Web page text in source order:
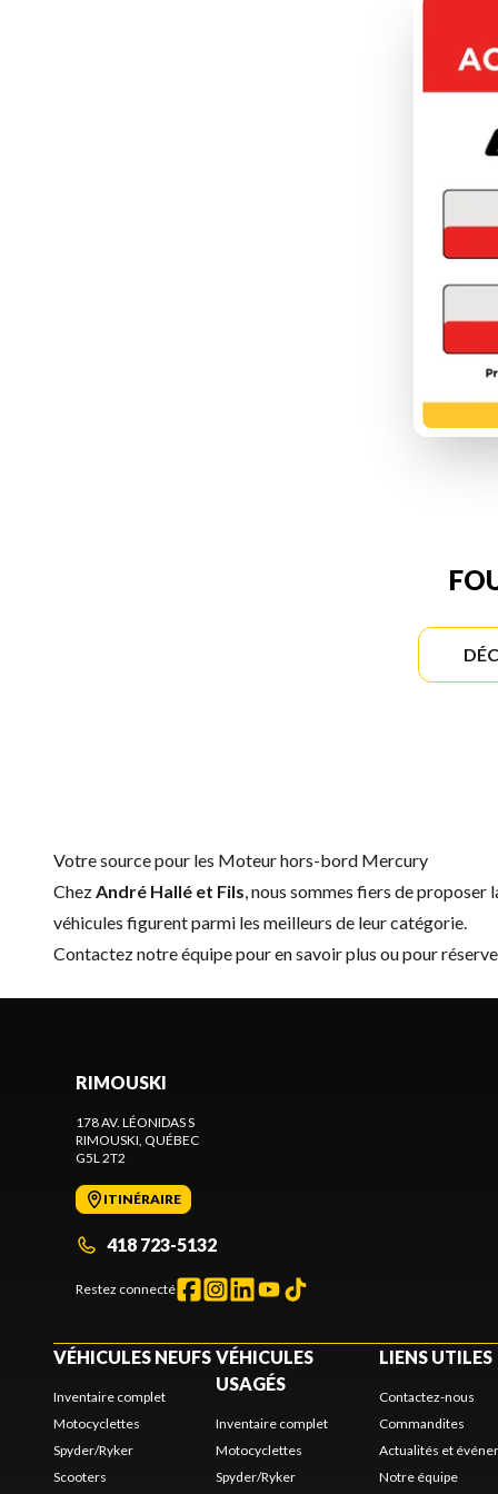
Votre source pour les Moteur hors-bord Mercury
ChezAndré Hallé et Fils, nous sommes fiers de proposer
véhicules figurent parmi les meilleurs de leur catégorie.
Contactez notre équipepour en savoir plus ou pour
RIMOUSKI
178 AV. LÉONIDAS S
RIMOUSKI, QUÉBEC
G5L 2T2
ITINÉRAIRE
418 723-5132
Restez connecté
VÉHICULES NEUFS
Inventaire complet
Motocyclettes
Spyder/Ryker
Scooters
VÉHICULES
USAGÉS
Inventaire complet
Motocyclettes
Spyder/Ryker
LIENS UTILES
Contactez-nous
Commandites
Actualités et
Notre équipe